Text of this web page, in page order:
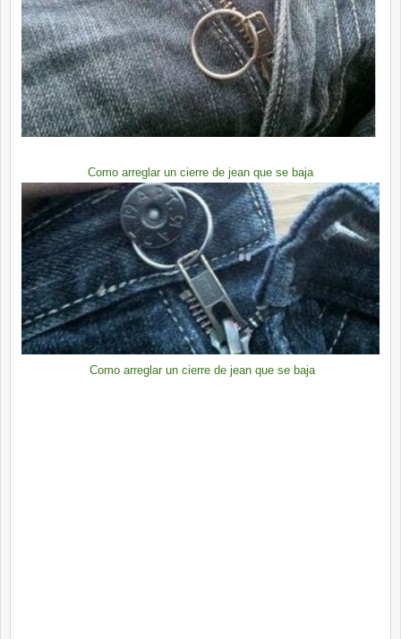
Como arreglar un cierre de jean que se baja
Como arreglar un cierre de jean que se baja